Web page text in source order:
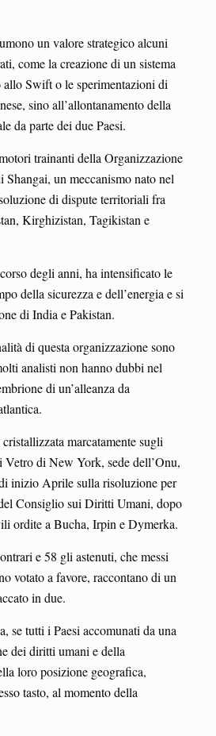
un valore strategico alcuni
come la creazione di un sistema
Swift o le sperimentazioni di
sino all’allontanamento della
da parte dei due Paesi.
trainanti della Organizzazione
Shangai, un meccanismo nato nel
di dispute territoriali fra
Kirghizistan, Tagikistan e
degli anni, ha intensificato le
della sicurezza e dell’energia e si
di India e Pakistan.
di questa organizzazione sono
analisti non hanno dubbi nel
di un’alleanza da
marcatamente sugli
Vetro di New York, sede dell’Onu,
inizio Aprile sulla risoluzione per
Consiglio sui Diritti Umani, dopo
ordite a Bucha, Irpin e Dymerka.
e 58 gli astenuti, che messi
votato a favore, raccontano di un
in due.
se tutti i Paesi accomunati da una
dei diritti umani e della
loro posizione geografica,
tasto, al momento della